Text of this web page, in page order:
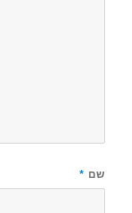
שם *